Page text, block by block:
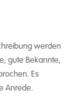
werden
gute Bekannte,
Es
Anrede.